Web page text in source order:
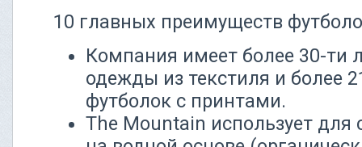
10 главных преимуществ
Компания имеет более 30-ти
одежды из текстиля и более
футболок с принтами.
The Mountain использует для